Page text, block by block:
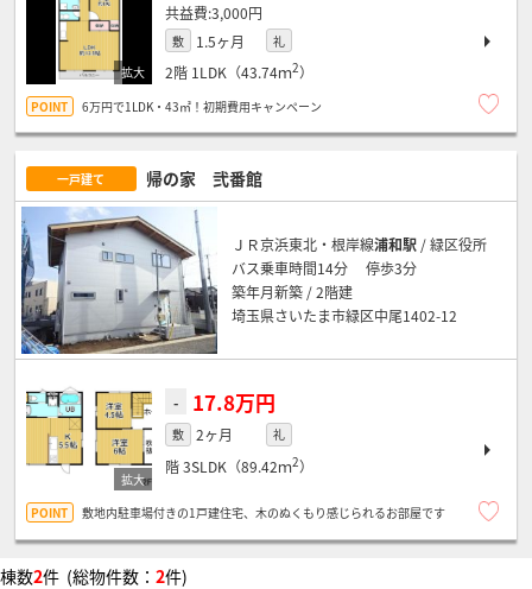
3,000円
敷 1.5ヶ月 礼
2階 1LDK（43.74ｍ2）
6万円で1LDK・43㎡！初期費用キャンペーン
一戸建て 帰の家 弐番館
ＪＲ京浜東北・根岸線浦和駅 / 緑区役所
バス乗車時間14分 停歩3分
築年月新築 / 2階建
埼玉県さいたま市緑区中尾1402-12
- 17.8万円
敷 2ヶ月 礼
階3SLDK（89.42ｍ2）
敷地内駐車場付きの1戸建住宅、木のぬくもり感じられるお部屋です
棟数2件 (総物件数： 2件)